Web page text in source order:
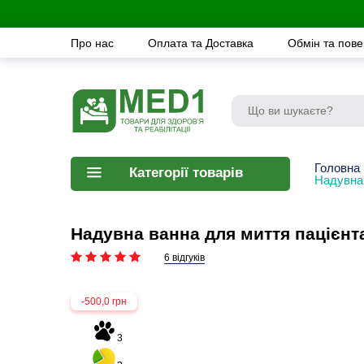
Про нас Оплата та Доставка Обмін та
Категорії товарів
Головна
Надувна ванна для миття
6 відгуків
-500,0 грн
3